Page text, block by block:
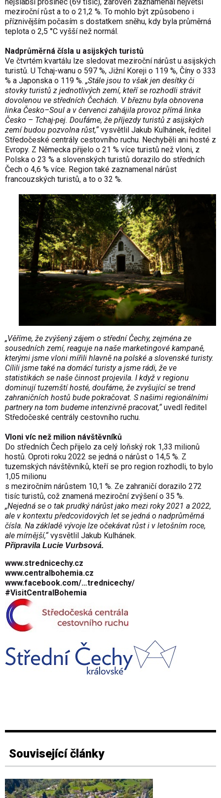
meziroční růst a to o 21,2 %. To mohlo být způsobeno i
příznivějším počasím s dostatkem sněhu, kdy byla průměrná
teplota o 2,5 °C vyšší než normál.
Nadprůměrná čísla u asijských turistů
Ve čtvrtém kvartálu lze sledovat meziroční nárůst u asijských
turistů. U Tchaj-wanu o 597 %, Jižní Koreji o 119 %, Číny o 333
% a Japonska o 119 %. „Stále jsou to však jen desítky či
stovky turistů z jednotlivých zemí, kteří se rozhodli strávit
dovolenou ve středních Čechách. V březnu byla obnovena
linka Česko–Soul a v červenci zahájila provoz přímá linka
Česko – Tchaj-pej. Doufáme, že příjezdy turistů z asijských
zemí budou pozvolna růst,“vysvětlil Jakub Kulhánek, ředitel
Středočeské centrály cestovního ruchu. Nechyběli ani hosté z
Evropy. Z Německa přijelo o 21 % více turistů než vloni, z
Polska o 23 % a slovenských turistů dorazilo do středních
Čech o 4,6 % více. Region také zaznamenal nárůst
francouzských turistů, a to o 32 %.
„Věříme, že zvýšený zájem o střední Čechy, zejména ze
sousedních zemí, reaguje na naše marketingové kampaně,
kterými jsme vloni mířili hlavně na polské a slovenské turisty.
Cílili jsme také na domácí turisty a jsme rádi, že ve
statistikách se naše činnost projevila. I když v regionu
dominují tuzemští hosté, doufáme, že zvyšující se trend
zahraničních hostů bude pokračovat. S našimi regionálními
partnery na tom budeme intenzivně pracovat,“uvedl ředitel
Středočeské centrály cestovního ruchu.
Vloni víc než milion návštěvníků
Do středních Čech přijelo za celý loňský rok 1,33 milionů
hostů. Oproti roku 2022 se jedná o nárůst o 14,5 %. Z
tuzemských návštěvníků, kteří se pro region rozhodli, to bylo
1,05 milionu
s meziročním nárůstem 10,1 %. Ze zahraničí dorazilo 272
tisíc turistů, což znamená meziroční zvýšení o 35 %.
„Nejedná se o tak prudký nárůst jako mezi roky 2021 a 2022,
ale v kontextu předcovidových let se jedná o nadprůměrná
čísla. Na základě vývoje lze očekávat růst i v letošním roce,
ale mírnější,“vysvětlil Jakub Kulhánek.
Připravila Lucie Vurbsová.
www.strednicechy.cz
www.centralbohemia.cz
www.facebook.com/…trednicechy/
#VisitCentral­Bohemia
Související články